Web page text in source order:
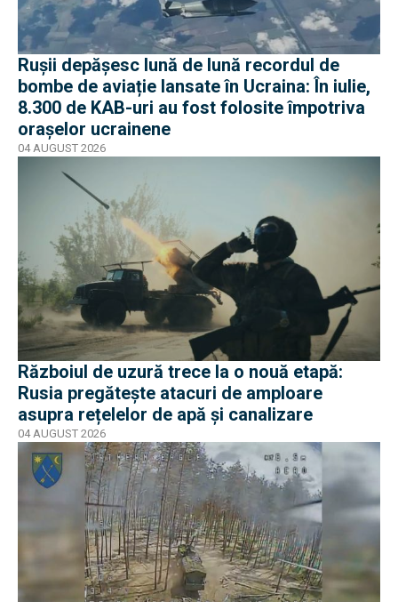
Rușii depășesc lună de lună recordul de
bombe de aviație lansate în Ucraina: În iulie,
8.300 de KAB-uri au fost folosite împotriva
orașelor ucrainene
04 AUGUST 2026
Războiul de uzură trece la o nouă etapă:
Rusia pregătește atacuri de amploare
asupra rețelelor de apă și canalizare
04 AUGUST 2026